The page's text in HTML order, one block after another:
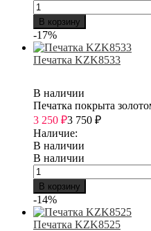
В корзину
-17%
Печатка KZK8533
В наличии
Печатка покрыта
3 250 ₽3 750 ₽
Наличие:
В наличии
В наличии
В корзину
-14%
Печатка KZK8525